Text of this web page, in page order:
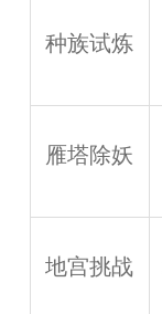
种族试炼
雁塔除妖
地宫挑战